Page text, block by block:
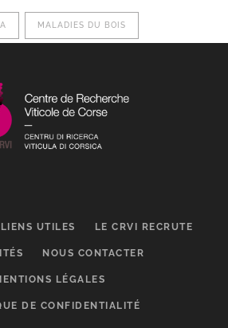
MALADIES DU BOIS
LIENS UTILES LE CRVI RECRUTE
NOUS CONTACTER
LÉGALES
DE CONFIDENTIALITÉ